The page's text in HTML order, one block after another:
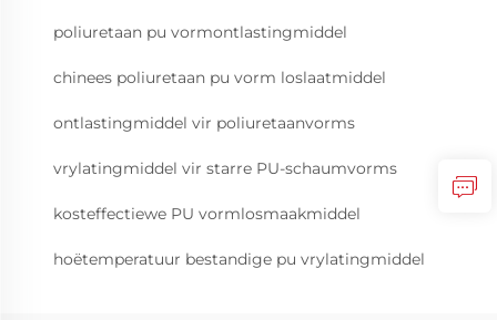
poliuretaan pu vormontlastingmiddel
chinees poliuretaan pu vorm loslaatmiddel
ontlastingmiddel vir poliuretaanvorms
vrylatingmiddel vir starre PU-schaumvorms
kosteffectiewe PU vormlosmaakmiddel
hoëtemperatuur bestandige pu vrylatingmiddel